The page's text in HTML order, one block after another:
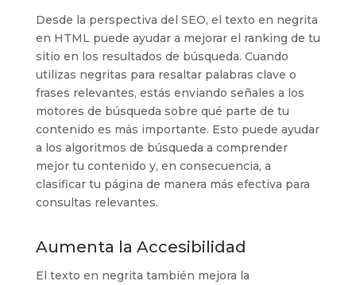
Desde la perspectiva del SEO, el texto en negrita
en HTML puede ayudar a mejorar el ranking de tu
sitio en los resultados de búsqueda. Cuando
utilizas negritas para resaltar palabras clave o
frases relevantes, estás enviando señales a los
motores de búsqueda sobre qué parte de tu
contenido es más importante. Esto puede ayudar
a los algoritmos de búsqueda a comprender
mejor tu contenido y, en consecuencia, a
clasificar tu página de manera más efectiva para
consultas relevantes.
Aumenta la Accesibilidad
El texto en negrita también mejora la